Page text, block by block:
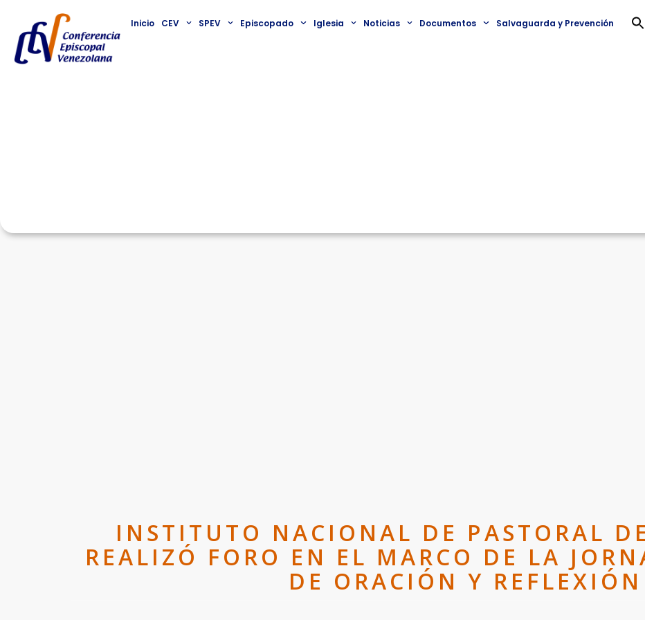
Inicio CEV SPEV Episcopado Iglesia Noticias Documentos Salvaguarda y Prevención
INSTITUTO NACIONAL DE PASTORAL
REALIZÓ FORO EN EL MARCO DE LA
DE ORACIÓN Y REFLEXIÓN